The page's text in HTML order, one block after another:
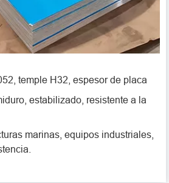
temple H32, espesor de placa
estabilizado, resistente a la
marinas, equipos industriales,